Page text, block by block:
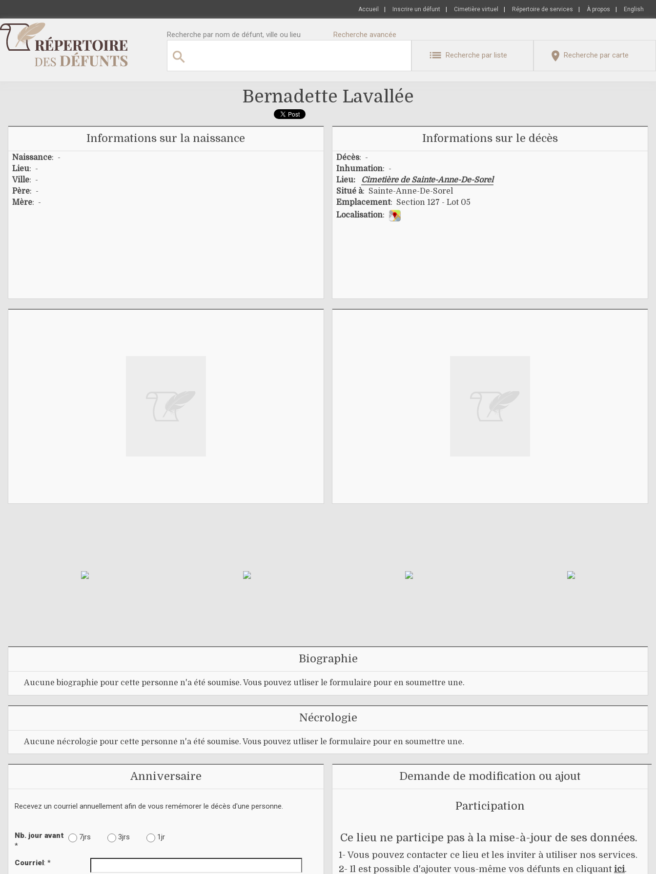
Accueil Inscrire un défunt Cimetière virtuel Répertoire de services À propos English
Recherche par nom de défunt, ville ou lieu Recherche avancée
Recherche par liste Recherche par carte
Bernadette Lavallée
Informations sur la naissance
Naissance: -
Lieu: -
Ville: -
Père: -
Mère: -
Informations sur le décès
Décès: -
Inhumation: -
Lieu:
Cimetière de Sainte-Anne-De-Sorel
Situé à: Sainte-Anne-De-Sorel
Emplacement: Section 127 - Lot 05
Localisation:
Biographie
Aucune biographie pour cette personne n'a été soumise. Vous pouvez utliser le formulaire pour en soumettre une.
Nécrologie
Aucune nécrologie pour cette personne n'a été soumise. Vous pouvez utliser le formulaire pour en soumettre une.
Anniversaire
Recevez un courriel annuellement afin de vous remémorer le décès d'une personne.
Nb. jour avant
*
7jrs 3jrs 1jr
Courriel: *
Demande de modification ou ajout
Participation
Ce lieu ne participe pas à la mise-à-jour de ses données.
1- Vous pouvez contacter ce lieu et les inviter à utiliser nos services.
2- Il est possible d'ajouter vous-même vos défunts en cliquant ici.